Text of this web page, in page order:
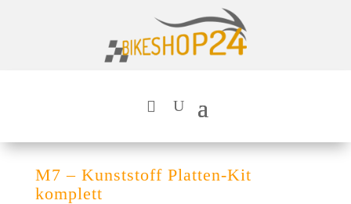
M7 – Kunststoff Platten-Kit
komplett